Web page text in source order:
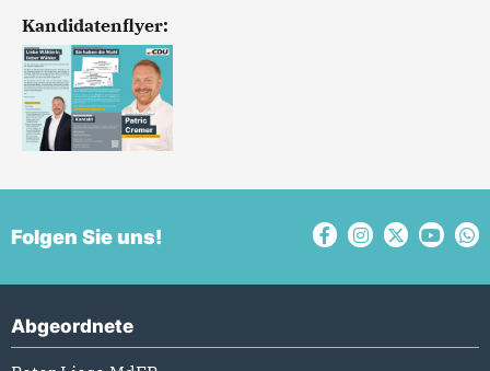
Kandidatenflyer:
Folgen Sie uns!
Abgeordnete